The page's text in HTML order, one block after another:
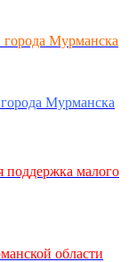
Мурманска
Мурманска
малого
области